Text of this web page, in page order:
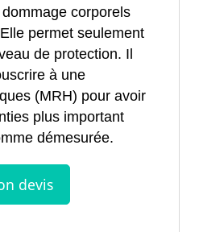
corporels
permet seulement
de protection. Il
à une
(MRH) pour avoir
plus important
démesurée.